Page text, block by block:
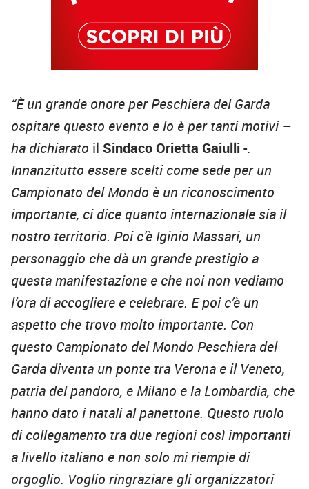
“È un grande onore per Peschiera del Garda
ospitare questo evento e lo è per tanti motivi –
ha dichiarato il Sindaco Orietta Gaiulli -.
Innanzitutto essere scelti come sede per un
Campionato del Mondo è un riconoscimento
importante, ci dice quanto internazionale sia il
nostro territorio. Poi c’è Iginio Massari, un
personaggio che dà un grande prestigio a
questa manifestazione e che noi non vediamo
l’ora di accogliere e celebrare. E poi c’è un
aspetto che trovo molto importante. Con
questo Campionato del Mondo Peschiera del
Garda diventa un ponte tra Verona e il Veneto,
patria del pandoro, e Milano e la Lombardia, che
hanno dato i natali al panettone. Questo ruolo
di collegamento tra due regioni così importanti
a livello italiano e non solo mi riempie di
orgoglio. Voglio ringraziare gli organizzatori